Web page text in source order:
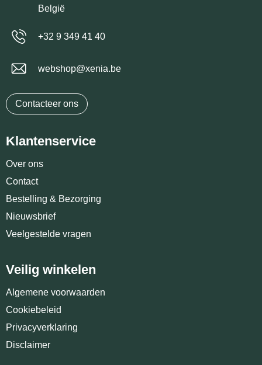
België
+32 9 349 41 40
webshop@xenia.be
Contacteer ons
Klantenservice
Over ons
Contact
Bestelling & Bezorging
Nieuwsbrief
Veelgestelde vragen
Veilig winkelen
Algemene voorwaarden
Cookiebeleid
Privacyverklaring
Disclaimer